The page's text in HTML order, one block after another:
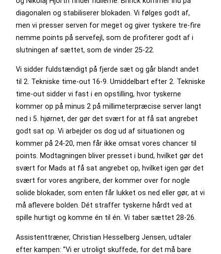
diagonalen og stabiliserer blokaden. Vi følges godt af,
men vi presser serven for meget og giver tyskere tre-fire
nemme points på servefejl, som de profiterer godt af i
slutningen af sættet, som de vinder 25-22.
Vi sidder fuldstændigt på fjerde sæt og går blandt andet
til 2. Tekniske time-out 16-9. Umiddelbart efter 2. Tekniske
time-out sidder vi fast i en opstilling, hvor tyskerne
kommer op på minus 2 på millimeterpræcise server langt
ned i 5. hjørnet, der gør det svært for at få sat angrebet
godt sat op. Vi arbejder os dog ud af situationen og
kommer på 24-20, men får ikke omsat vores chancer til
points. Modtagningen bliver presset i bund, hvilket gør det
svært for Mads at få sat angrebet op, hvilket igen gør det
svært for vores angribere, der kommer over for nogle
solide blokader, som enten får lukket os ned eller gør, at vi
må aflevere bolden. Dét straffer tyskerne hårdt ved at
spille hurtigt og komme én til én. Vi taber sættet 28-26.
Assistenttræner, Christian Hesselberg Jensen, udtaler
efter kampen: ”Vi er utroligt skuffede, for det må bare